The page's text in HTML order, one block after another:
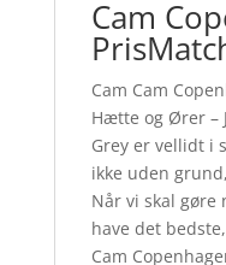
Cam
Cam Cam
Hætte og Ører –
Grey er vellidt i
ikke uden
Når vi skal gøre
have det
Cam